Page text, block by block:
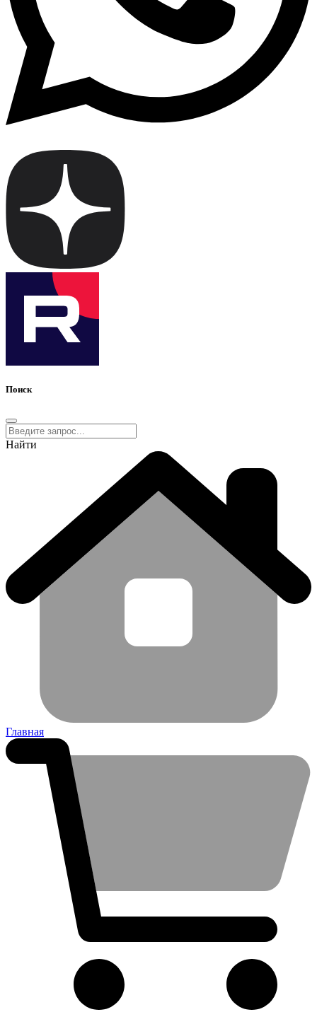
Поиск
Найти
Главная